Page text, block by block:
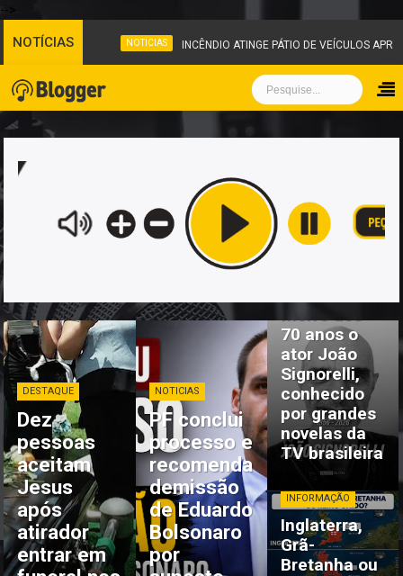
-->
NOTÍCIAS NOTICIAS INCÊNDIO ATINGE PÁTIO DE VEÍCULOS
DESTAQUE
Dez
pessoas
aceitam
Jesus
após
atirador
entrar em
NOTICIAS
PF conclui
processo e
recomenda
demissão
de Eduardo
Bolsonaro
por
70 anos o
ator João
Signorelli,
conhecido
por grandes
novelas da
TV brasileira
INFORMAÇÃO
Inglaterra,
Grã-
Bretanha ou